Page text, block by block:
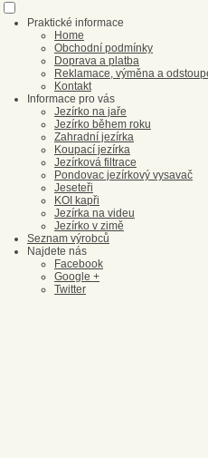
Praktické informace
Home
Obchodní podmínky
Doprava a platba
Reklamace, výměna a
Kontakt
Informace pro vás
Jezírko na jaře
Jezírko během roku
Zahradní jezírka
Koupací jezírka
Jezírková filtrace
Pondovac jezírkový vysavač
Jeseteři
KOI kapři
Jezírka na videu
Jezírko v zimě
Seznam výrobců
Najdete nás
Facebook
Google +
Twitter